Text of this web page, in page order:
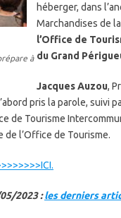
à
héberger, dans
Marchandises de
l’Office de
du Grand
Jacques Auzou,
pris la parole, suivi
de Tourisme
de l’Office de Tourisme.
2023 :les derniers